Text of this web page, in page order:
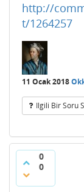
http://
t/1264257
11 Ocak 2018
Ilgili Bir Soru
0
0